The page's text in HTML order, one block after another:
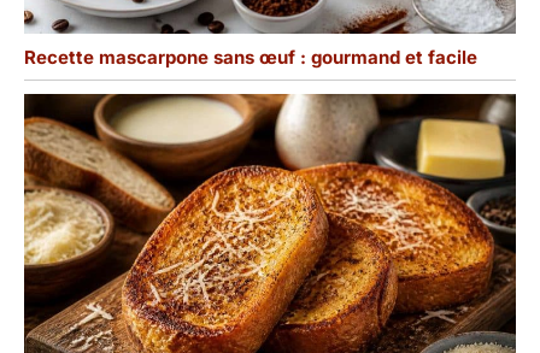
Recette mascarpone sans œuf : gourmand et facile